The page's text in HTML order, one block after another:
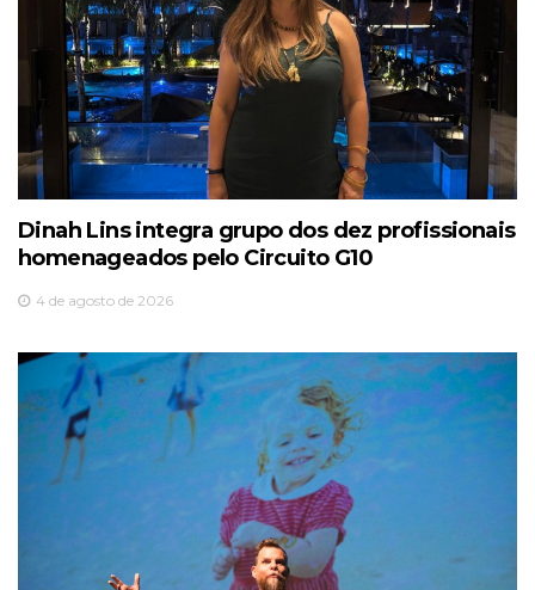
Dinah Lins integra grupo dos dez profissionais
homenageados pelo Circuito G10
4 de agosto de 2026